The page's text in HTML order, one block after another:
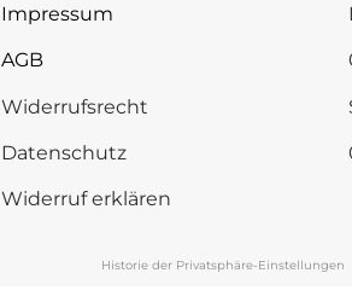
Impressum
AGB
Widerrufsrecht
Datenschutz
Widerruf erklären
Historie der Privatsphäre-Einstellungen